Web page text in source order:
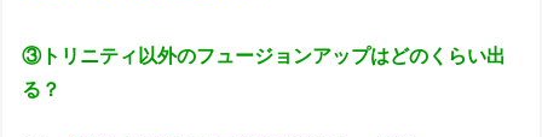
③トリニティ以外のフュージョンアップはどのくらい出
る？